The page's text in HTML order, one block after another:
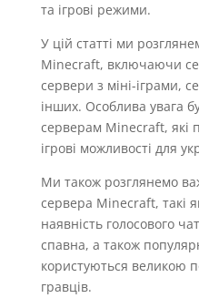
та ігрові режими.
У цій статті ми
Minecraft, включаючи
сервери з міні-іграми,
інших. Особлива увага
серверам Minecraft, які
ігрові можливості для
Ми також розглянемо
сервера Minecraft, такі
наявність голосового
спавна, а також
користуються великою
гравців.